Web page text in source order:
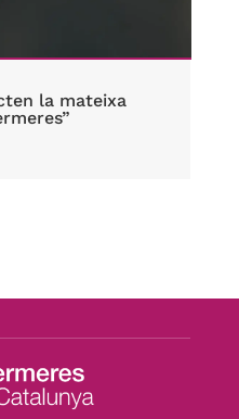
la mateixa